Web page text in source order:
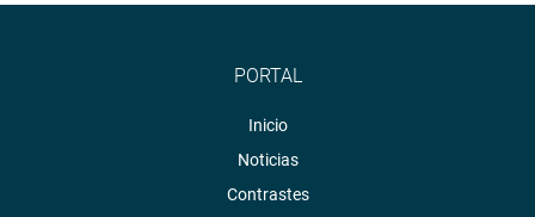
PORTAL
Inicio
Noticias
Contrastes